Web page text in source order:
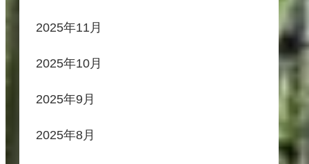
2025年11月
2025年10月
2025年9月
2025年8月